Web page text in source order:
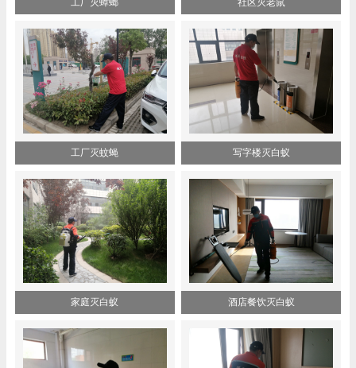
工厂灭蟑螂 社区灭老鼠
工厂灭蚊蝇 写字楼灭白蚁
家庭灭白蚁 酒店餐饮灭白蚁